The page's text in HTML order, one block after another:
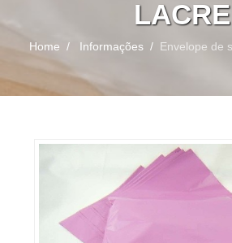
LACRE
Home Informações Envelope de